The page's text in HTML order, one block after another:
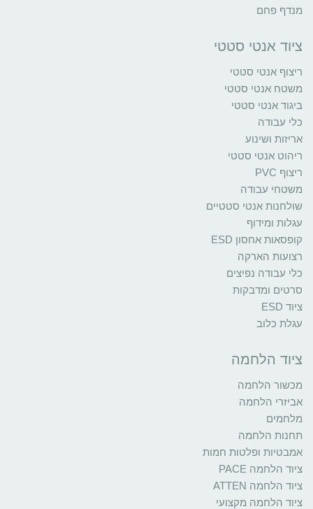
מנדף פחם
ציוד אנטי סטטי
ריצוף אנטי סטטי
משטח אנטי סטטי
ביגוד אנטי סטטי
כלי עבודה
אריזות ושינוע
ריהוט אנטי סטטי
ריצוף PVC
משטחי עבודה
שולחנות אנטי סטטיים
עגלות ומידוף
קופסאות אחסון ESD
רצועות הארקה
כלי עבודה נפיצים
סרטים ומדבקות
ציוד ESD
עגלת כלוב
ציוד הלחמה
מכשור הלחמה
אביזרי הלחמה
מלחמים
תחנות הלחמה
אמבטיות ופלטות חמות
ציוד הלחמה PACE
ציוד הלחמה ATTEN
ציוד הלחמה מקצועי